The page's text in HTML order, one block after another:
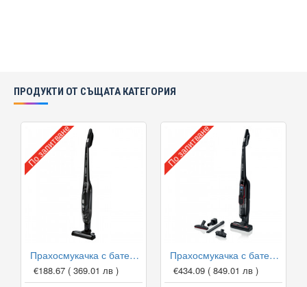
ПРОДУКТИ ОТ СЪЩАТА КАТЕГОРИЯ
По запитване
Прахосмукачка с батерия Bosch BCHF220B Readyy'y
€188.67 ( 369.01 лв )
По запитване
Прахосмукачка с батерия Bosch BBH87POW1 Athlet ProPower 36Vmax
€434.09 ( 849.01 лв )